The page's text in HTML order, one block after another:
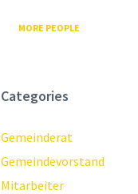
MORE PEOPLE
Categories
Gemeinderat
Gemeindevorstand
Mitarbeiter